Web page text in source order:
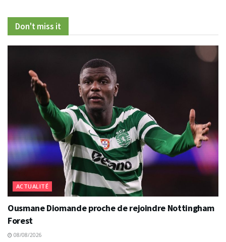
Don't miss it
ACTUALITÉ
Ousmane Diomande proche de rejoindre Nottingham
Forest
08/08/2026